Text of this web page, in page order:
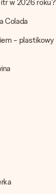
w 2026 roku?
Colada
- plastikowy